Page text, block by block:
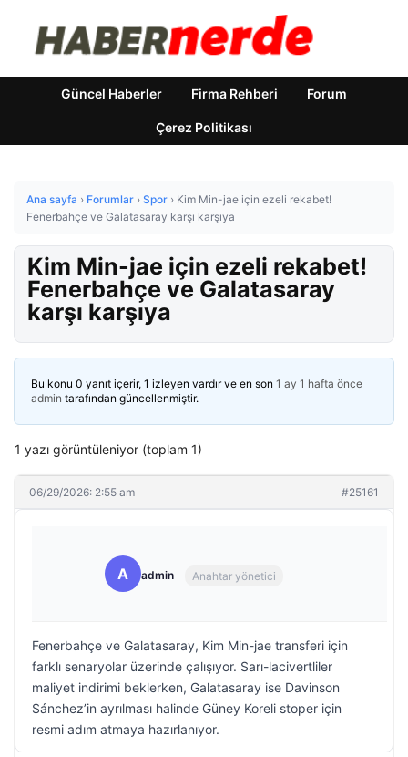
Güncel Haberler Firma Rehberi Forum
Çerez Politikası
Ana sayfa › Forumlar › Spor › Kim Min-jae için ezeli rekabet!
Fenerbahçe ve Galatasaray karşı karşıya
Kim Min-jae için ezeli rekabet!
Fenerbahçe ve Galatasaray
karşı karşıya
Bu konu 0 yanıt içerir, 1 izleyen vardır ve en son 1 ay 1 hafta önce
admin tarafından güncellenmiştir.
1 yazı görüntüleniyor (toplam 1)
06/29/2026: 2:55 am #25161
A admin Anahtar yönetici
Fenerbahçe ve Galatasaray, Kim Min-jae transferi için
farklı senaryolar üzerinde çalışıyor. Sarı-lacivertliler
maliyet indirimi beklerken, Galatasaray ise Davinson
Sánchez’in ayrılması halinde Güney Koreli stoper için
resmi adım atmaya hazırlanıyor.